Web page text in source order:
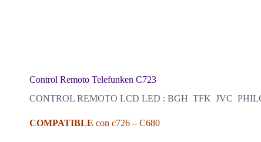
Control Remoto Telefunken C723
CONTROL REMOTO LCD LED : BGH TFK JVC
COMPATIBLE con c726 – C680